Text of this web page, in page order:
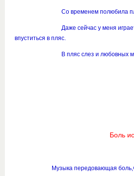
Со временем полюбила
Даже сейчас у меня играет
впуститься в пляс.
В пляс слез и любовных
Боль
Музыка передовающая